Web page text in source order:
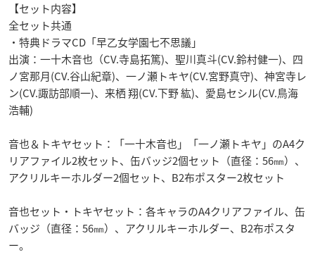
【セット内容】
全セット共通
・特典ドラマCD「早乙女学園七不思議」
出演：一十木音也（CV.寺島拓篤)、聖川真斗(CV.鈴村健一)、四
ノ宮那月(CV.谷山紀章)、一ノ瀬トキヤ(CV.宮野真守)、神宮寺レ
ン(CV.諏訪部順一)、来栖 翔(CV.下野 紘)、愛島セシル(CV.鳥海
浩輔)
音也＆トキヤセット：「一十木音也」「一ノ瀬トキヤ」のA4ク
リアファイル2枚セット、缶バッジ2個セット（直径：56㎜）、
アクリルキーホルダー2個セット、B2布ポスター2枚セット
音也セット・トキヤセット：各キャラのA4クリアファイル、缶
バッジ（直径：56㎜）、アクリルキーホルダー、B2布ポスタ
ー。